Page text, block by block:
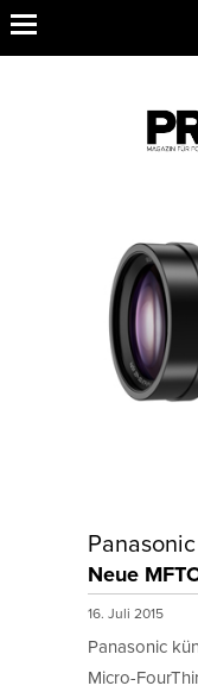
Panasonic
Neue
16. Juli 2015
Panasonic
Micro-